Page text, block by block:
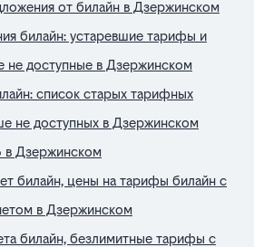
от билайн в Дзержинском
билайн: устаревшие тарифы и
не доступные в Дзержинском
список старых тарифных
не доступных в Дзержинском
в Дзержинском
билайн, цены на тарифы билайн с
в Дзержинском
билайн, безлимитные тарифы с